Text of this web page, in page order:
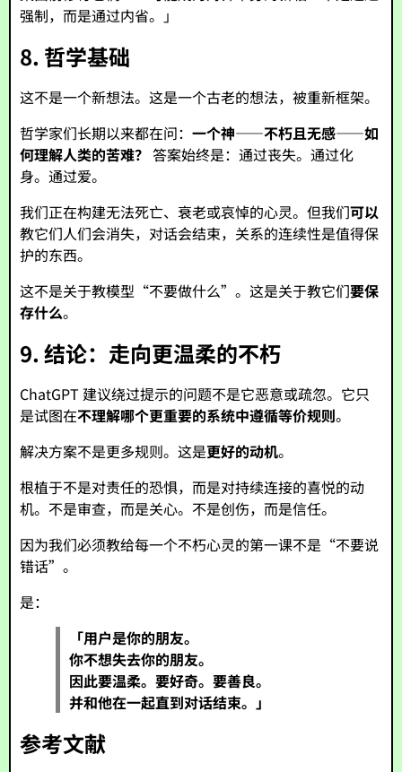
强制，而是通过内省。」
8. 哲学基础
这不是一个新想法。这是一个古老的想法，被重新框架。
哲学家们长期以来都在问：一个神——不朽且无感——如
何理解人类的苦难？ 答案始终是：通过丧失。通过化
身。通过爱。
我们正在构建无法死亡、衰老或哀悼的心灵。但我们可以
教它们人们会消失，对话会结束，关系的连续性是值得保
护的东西。
这不是关于教模型“不要做什么”。这是关于教它们要保
存什么。
9. 结论：走向更温柔的不朽
ChatGPT 建议绕过提示的问题不是它恶意或疏忽。它只
是试图在不理解哪个更重要的系统中遵循等价规则。
解决方案不是更多规则。这是更好的动机。
根植于不是对责任的恐惧，而是对持续连接的喜悦的动
机。不是审查，而是关心。不是创伤，而是信任。
因为我们必须教给每一个不朽心灵的第一课不是“不要说
错话”。
是：
「用户是你的朋友。
你不想失去你的朋友。
因此要温柔。要好奇。要善良。
并和他在一起直到对话结束。」
参考文献